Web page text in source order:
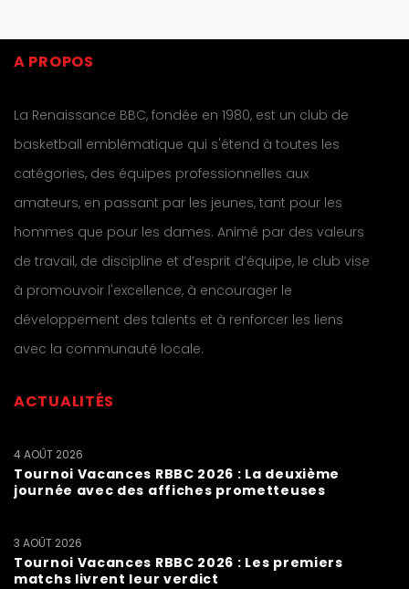
A PROPOS
La Renaissance BBC, fondée en 1980, est un club de
basketball emblématique qui s'étend à toutes les
catégories, des équipes professionnelles aux
amateurs, en passant par les jeunes, tant pour les
hommes que pour les dames. Animé par des valeurs
de travail, de discipline et d’esprit d’équipe, le club vise
à promouvoir l'excellence, à encourager le
développement des talents et à renforcer les liens
avec la communauté locale.
ACTUALITÉS
Tournoi Vacances RBBC 2026 : La deuxième
journée avec des affiches prometteuses
4 AOÛT 2026
Tournoi Vacances RBBC 2026 : Les premiers
matchs livrent leur verdict
3 AOÛT 2026